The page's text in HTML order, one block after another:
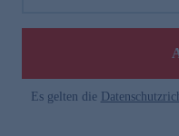
Es gelten die